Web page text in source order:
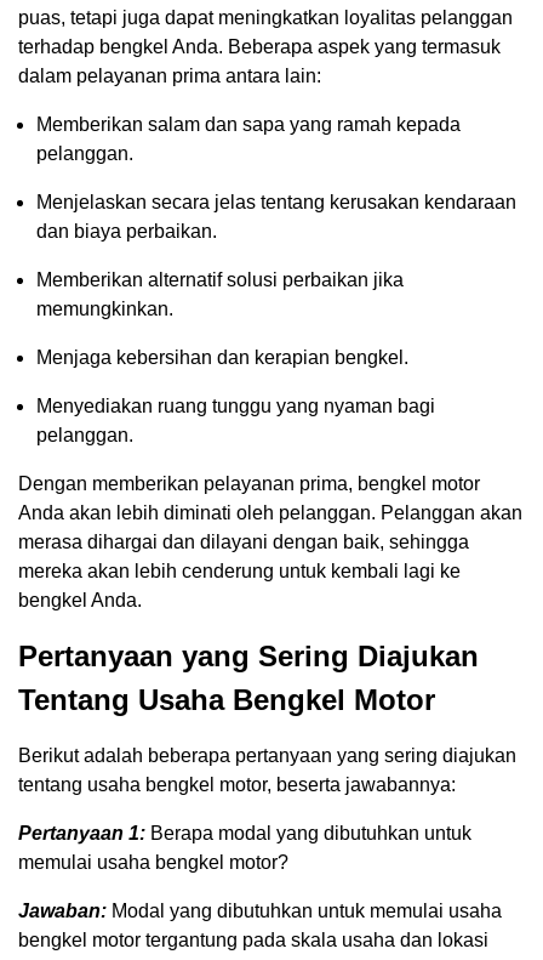
puas, tetapi juga dapat meningkatkan loyalitas pelanggan
terhadap bengkel Anda. Beberapa aspek yang termasuk
dalam pelayanan prima antara lain:
Memberikan salam dan sapa yang ramah kepada
pelanggan.
Menjelaskan secara jelas tentang kerusakan kendaraan
dan biaya perbaikan.
Memberikan alternatif solusi perbaikan jika
memungkinkan.
Menjaga kebersihan dan kerapian bengkel.
Menyediakan ruang tunggu yang nyaman bagi
pelanggan.
Dengan memberikan pelayanan prima, bengkel motor
Anda akan lebih diminati oleh pelanggan. Pelanggan akan
merasa dihargai dan dilayani dengan baik, sehingga
mereka akan lebih cenderung untuk kembali lagi ke
bengkel Anda.
Pertanyaan yang Sering Diajukan
Tentang Usaha Bengkel Motor
Berikut adalah beberapa pertanyaan yang sering diajukan
tentang usaha bengkel motor, beserta jawabannya:
Pertanyaan 1: Berapa modal yang dibutuhkan untuk
memulai usaha bengkel motor?
Jawaban: Modal yang dibutuhkan untuk memulai usaha
bengkel motor tergantung pada skala usaha dan lokasi